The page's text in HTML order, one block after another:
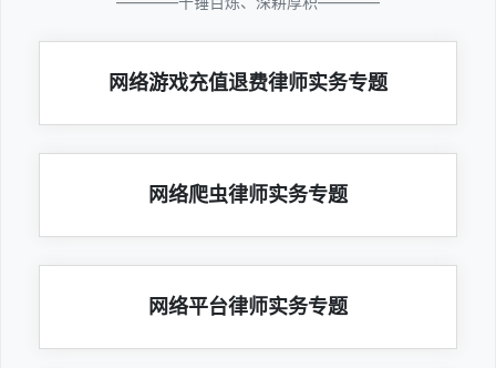
网络游戏充值退费律师实务专题
网络爬虫律师实务专题
网络平台律师实务专题